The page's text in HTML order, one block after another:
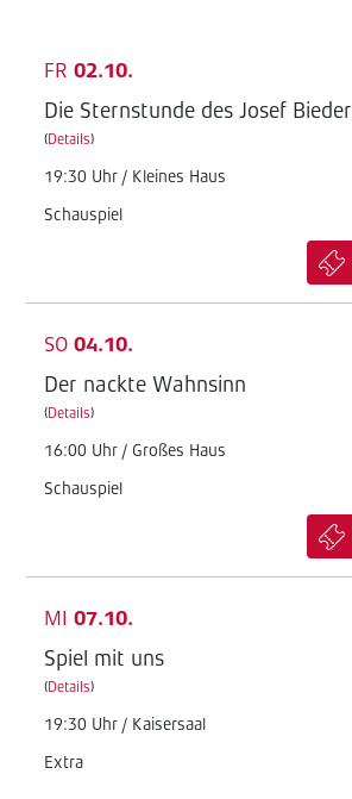
FR 02.10.
Die Sternstunde des Josef Bieder
(Details)
19:30 Uhr / Kleines Haus
Schauspiel
SO 04.10.
Der nackte Wahnsinn
(Details)
16:00 Uhr / Großes Haus
Schauspiel
MI 07.10.
Spiel mit uns
(Details)
19:30 Uhr / Kaisersaal
Extra